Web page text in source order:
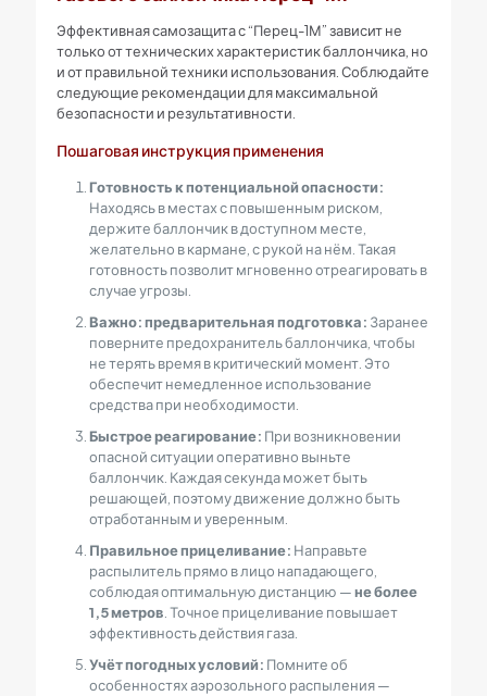
Эффективная самозащита с “Перец-1М” зависит не
только от технических характеристик баллончика, но
и от правильной техники использования. Соблюдайте
следующие рекомендации для максимальной
безопасности и результативности.
Пошаговая инструкция применения
Готовность к потенциальной опасности:
Находясь в местах с повышенным риском,
держите баллончик в доступном месте,
желательно в кармане, с рукой на нём. Такая
готовность позволит мгновенно отреагировать в
случае угрозы.
Важно: предварительная подготовка: Заранее
поверните предохранитель баллончика, чтобы
не терять время в критический момент. Это
обеспечит немедленное использование
средства при необходимости.
Быстрое реагирование: При возникновении
опасной ситуации оперативно выньте
баллончик. Каждая секунда может быть
решающей, поэтому движение должно быть
отработанным и уверенным.
Правильное прицеливание: Направьте
распылитель прямо в лицо нападающего,
соблюдая оптимальную дистанцию —не более
1,5 метров . Точное прицеливание повышает
эффективность действия газа.
Учёт погодных условий: Помните об
особенностях аэрозольного распыления —